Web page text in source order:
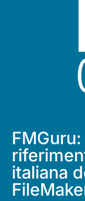
italiana